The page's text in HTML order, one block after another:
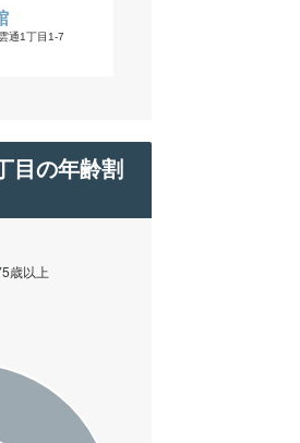
通1丁目1-7
目の年齢割